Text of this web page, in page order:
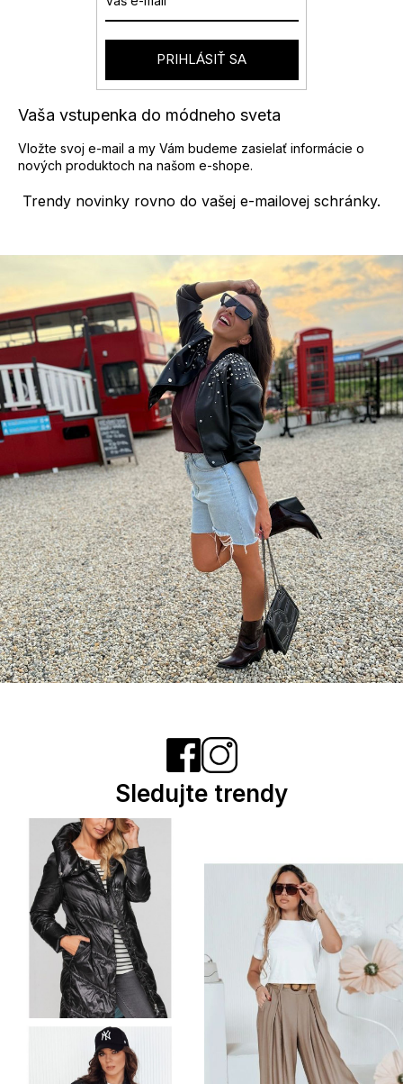
Trendy novinky rovno do vašej e-mailovej schránky.
Vaša vstupenka do módneho sveta
Vložte svoj e-mail a my Vám budeme zasielať informácie o
nových produktoch na našom e-shope.
PRIHLÁSIŤ SA